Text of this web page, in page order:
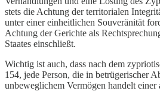
stets die Achtung der territorialen
unter einer einheitlichen Souveränität
Achtung der Gerichte als
Staates einschließt.
Wichtig ist auch, dass nach dem
154, jede Person, die in betrügerischer
unbeweglichem Vermögen handelt einer